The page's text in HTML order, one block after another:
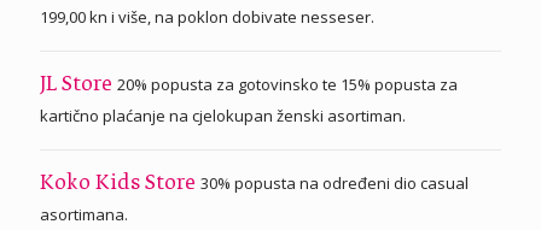
199,00 kn i više, na poklon dobivate nesseser.
JL Store 20% popusta za gotovinsko te 15% popusta za
kartično plaćanje na cjelokupan ženski asortiman.
Koko Kids Store 30% popusta na određeni dio casual
asortimana.